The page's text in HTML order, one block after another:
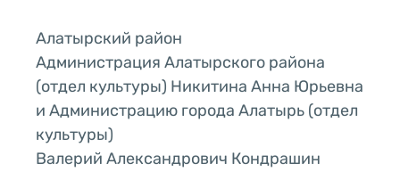
Алатырский район
Администрация Алатырского района
(отдел культуры) Никитина Анна Юрьевна
и Администрацию города Алатырь (отдел
культуры)
Валерий Александрович Кондрашин